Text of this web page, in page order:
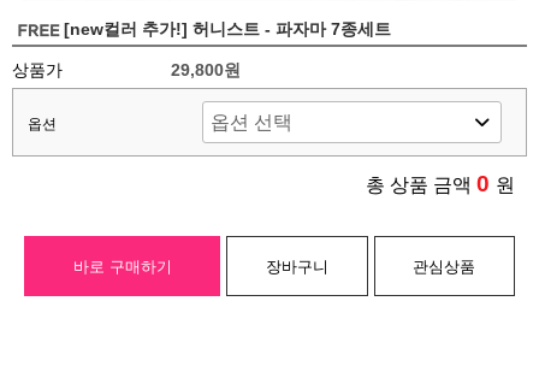
[new컬러 추가!] 허니스트 - 파자마 7종세트
상품가 29,800원
옵션
총 상품 금액 0 원
바로 구매하기 장바구니 관심상품